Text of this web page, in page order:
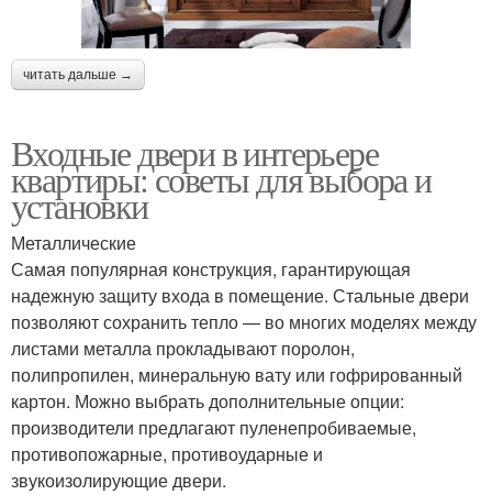
читать дальше →
Входные двери в интерьере
квартиры: советы для выбора и
установки
Металлические
Самая популярная конструкция, гарантирующая
надежную защиту входа в помещение. Стальные двери
позволяют сохранить тепло — во многих моделях между
листами металла прокладывают поролон,
полипропилен, минеральную вату или гофрированный
картон. Можно выбрать дополнительные опции:
производители предлагают пуленепробиваемые,
противопожарные, противоударные и
звукоизолирующие двери.